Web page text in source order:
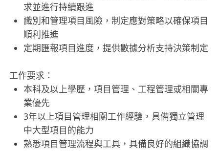
求並進行持續跟進
識別和管理項目風險，制定應對策略以確保項目
順利推進
定期匯報項目進度，提供數據分析支持決策制定
工作要求：
本科及以上學歷，項目管理、工程管理或相關專
業優先
3年以上項目管理相關工作經驗，具備獨立管理
中大型項目的能力
熟悉項目管理流程與工具，具備良好的組織協調